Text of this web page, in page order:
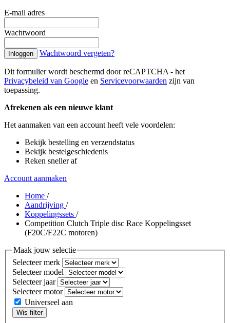
E-mail adres
Wachtwoord
Inloggen Wachtwoord vergeten?
Dit formulier wordt beschermd door reCAPTCHA - het
Privacybeleid van Google en Servicevoorwaarden zijn van
toepassing.
Afrekenen als een nieuwe klant
Het aanmaken van een account heeft vele voordelen:
Bekijk bestelling en verzendstatus
Bekijk bestelgeschiedenis
Reken sneller af
Account aanmaken
Home /
Aandrijving /
Koppelingssets /
Competition Clutch Triple disc Race Koppelingsset
(F20C/F22C motoren)
Maak jouw selectie
Selecteer merk
Selecteer model
Selecteer jaar
Selecteer motor
Universeel aan
Wis filter